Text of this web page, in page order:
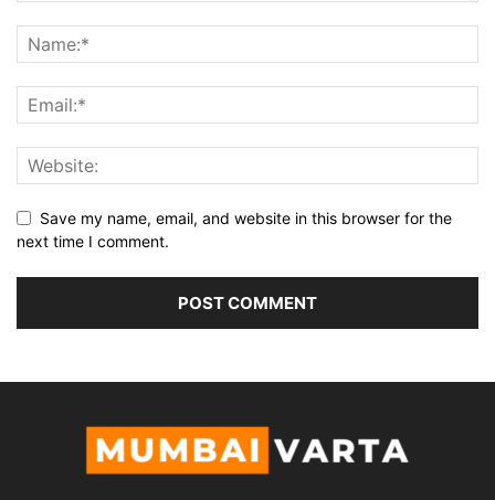
Save my name, email, and website in this browser for the
next time I comment.